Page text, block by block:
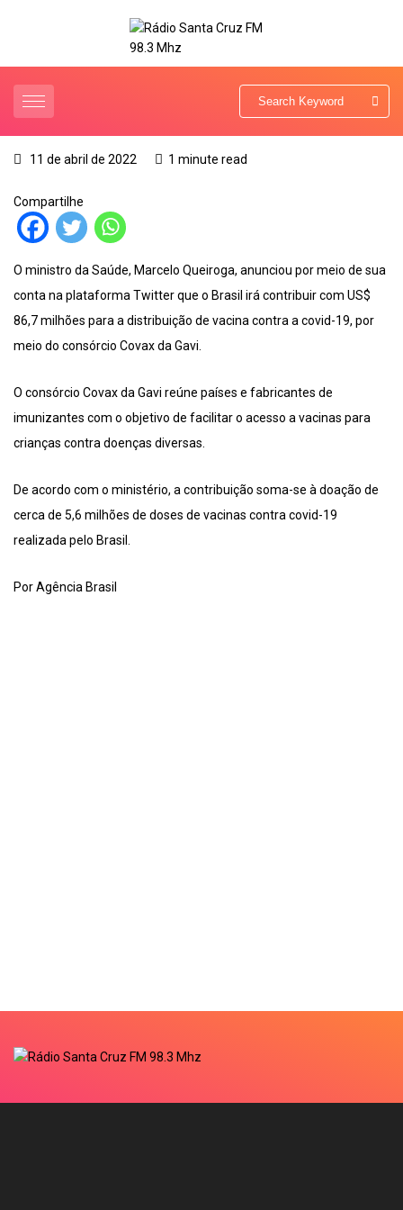
11 de abril de 2022 1 minute read
Compartilhe
O ministro da Saúde, Marcelo Queiroga, anunciou por meio de sua
conta na plataforma Twitter que o Brasil irá contribuir com US$
86,7 milhões para a distribuição de vacina contra a covid-19, por
meio do consórcio Covax da Gavi.
O consórcio Covax da Gavi reúne países e fabricantes de
imunizantes com o objetivo de facilitar o acesso a vacinas para
crianças contra doenças diversas.
De acordo com o ministério, a contribuição soma-se à doação de
cerca de 5,6 milhões de doses de vacinas contra covid-19
realizada pelo Brasil.
Por Agência Brasil